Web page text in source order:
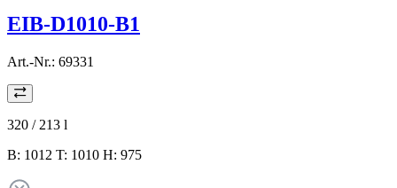
EIB-D1010-B1
Art.-Nr.: 69331
320 / 213 l
B: 1012 T: 1010 H: 975